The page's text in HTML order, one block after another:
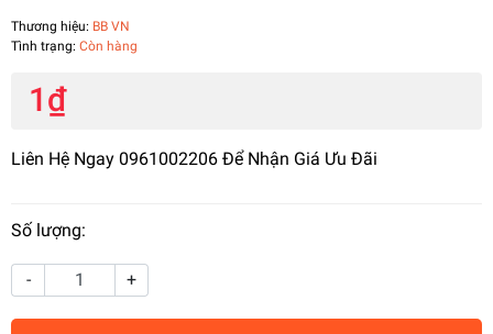
Thương hiệu: BB VN
Tình trạng: Còn hàng
1₫
Liên Hệ Ngay 0961002206 Để Nhận Giá Ưu Đãi
Số lượng:
- +